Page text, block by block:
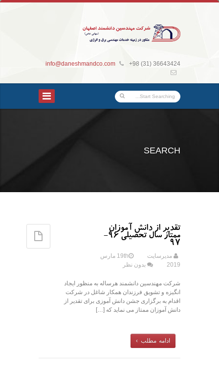
info@daneshmandco.com +98 (31) 36643424
SEARCH
تقدیر از دانش آموزان
ممتاز سال تحصیلی 96-
97
مدیرسایت
19th مارس
2019
بدون نظر
شرکت مهندسین دانشمند هرساله به منظور ایجاد
انگیزه و تشویق فرزندان همکار شاغل در شرکت
اقدام به برگزاری جشن دانش آموزی برای تقدیر از
دانش آموزان ممتاز می نماید که […]
ادامه مطلب ›